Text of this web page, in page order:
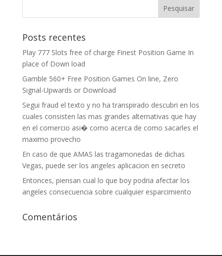
Posts recentes
Play 777 Slots free of charge Finest Position Game In
place of Down load
Gamble 560+ Free Position Games On line, Zero
Signal-Upwards or Download
Segui fraud el texto y no ha transpirado descubri en los
cuales consisten las mas grandes alternativas que hay
en el comercio asi� como acerca de como sacarles el
maximo provecho
En caso de que AMAS las tragamonedas de dichas
Vegas, puede ser los angeles aplicacion en secreto
Entonces, piensan cual lo que boy podria afectar los
angeles consecuencia sobre cualquier esparcimiento
Comentários